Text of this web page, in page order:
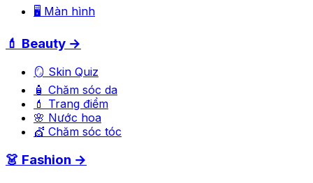
🖥️ Màn hình
💄 Beauty →
🪞 Skin Quiz
🧴 Chăm sóc da
💄 Trang điểm
🌸 Nước hoa
💇 Chăm sóc tóc
👗 Fashion →